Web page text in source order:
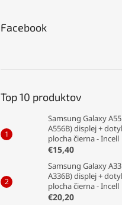
Facebook
Top 10 produktov
Samsung Galaxy
A556B) displej +
plocha čierna - Incell
€15,40
Samsung Galaxy
A336B) displej +
plocha čierna - Incell
€20,20